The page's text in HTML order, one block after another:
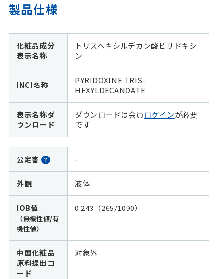
製品仕様
化粧品成分
表示名称
トリスヘキシルデカン酸ピリドキシ
ン
INCI名称
PYRIDOXINE TRIS-
HEXYLDECANOATE
表示名称ダ
ウンロード
ダウンロードは会員 ログインが必要
です
公定書 ? -
外観 液体
IOB値
（無機性値/有
機性値）
0.243（265/1090）
中国化粧品
原料提出コ
ード
対象外